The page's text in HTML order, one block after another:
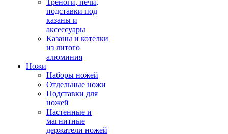
Треноги, печи,
подставки под
казаны и
аксессуары
Казаны и котелки
из литого
алюминия
Ножи
Наборы ножей
Отдельные ножи
Подставки для
ножей
Настенные и
магнитные
держатели ножей